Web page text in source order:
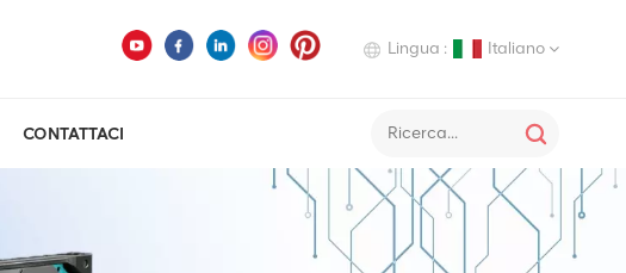
Lingua : Italiano
Deutsch
Italiano
CONTATTACI